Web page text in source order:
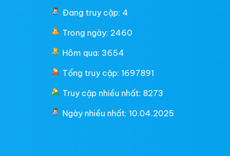
Đang truy cập: 4
Trong ngày: 2460
Hôm qua: 3654
Tổng truy cập: 1697891
Truy cập nhiều nhất: 8273
Ngày nhiều nhất: 10.04.2025